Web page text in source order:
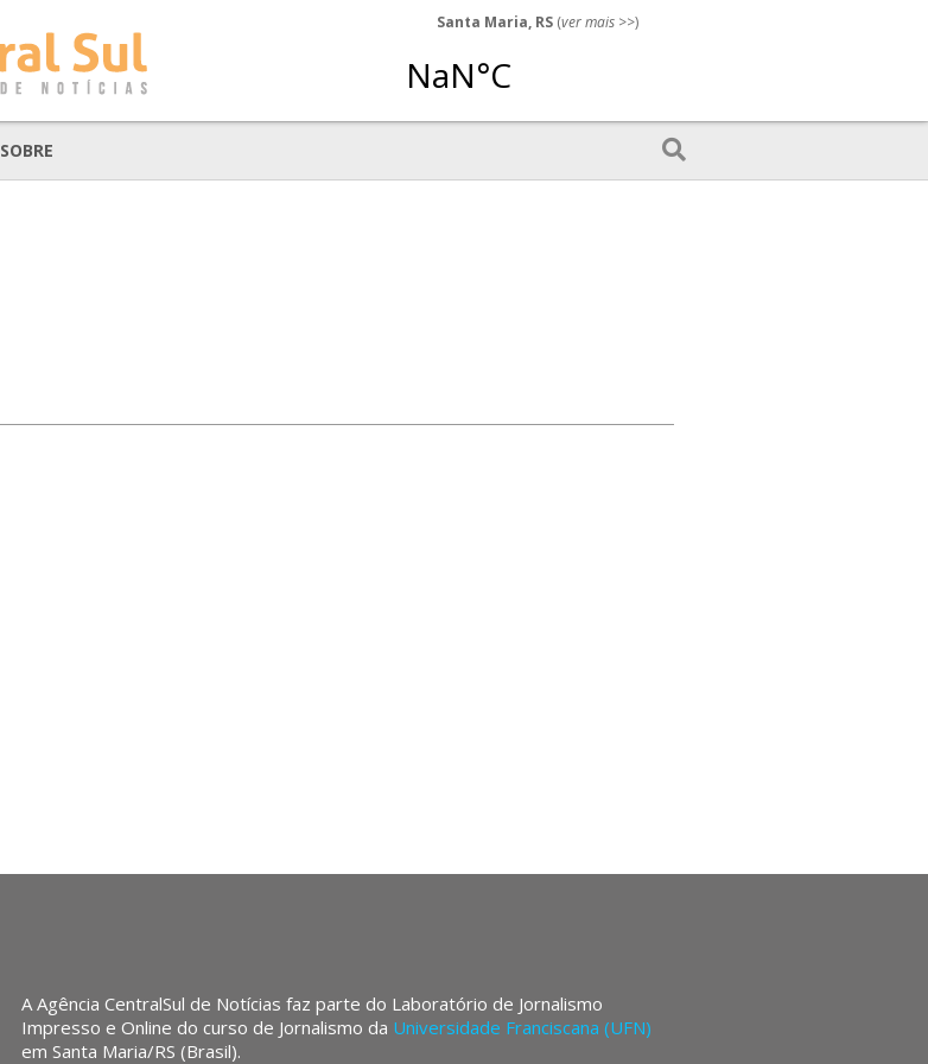
Santa Maria, RS (ver mais >>)
SOBRE
A Agência CentralSul de Notícias faz parte do Laboratório de Jornalismo
Impresso e Online do curso de Jornalismo da Universidade Franciscana (UFN)
em Santa Maria/RS (Brasil).